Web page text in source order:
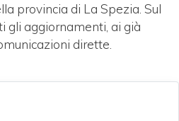
provincia di La Spezia. Sul
gli aggiornamenti, ai già
dirette.